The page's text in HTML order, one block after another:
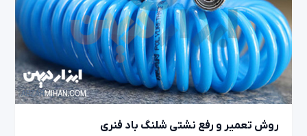
روش تعمیر و رفع نشتی شلنگ باد فنری